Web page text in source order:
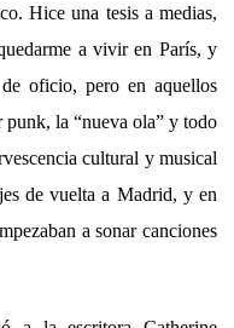
Hice una tesis a medias,
a vivir en París, y
oficio, pero en aquellos
la “nueva ola” y todo
cultural y musical
de vuelta a Madrid, y en
a sonar canciones